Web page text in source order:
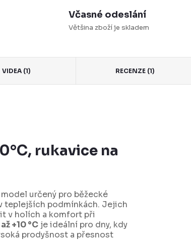
Včasné odeslání
Většina zboží je skladem
VIDEA (1) RECENZE (1)
rukavice na
určený pro běžecké
teplejších podmínkách. Jejich
v holích a komfort při
+10 °C je ideální pro dny, kdy
prodyšnost a přesnost